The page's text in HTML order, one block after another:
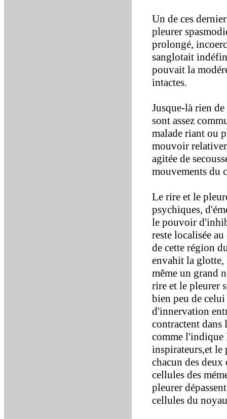
Un de ces
pleurer
prolongé,
sanglotait
pouvait la
intactes.
Jusque-là rien
sont assez
malade riant ou
mouvoir
agitée de
mouvements du
Le rire et le
psychiques,
le pouvoir
reste localisée
de cette région
envahit la glotte,
même un grand
rire et le pleurer
bien peu de
d'innervation
contractent dans
comme l'indique
inspirateurs,et le
chacun des
cellules des
pleurer
cellules du